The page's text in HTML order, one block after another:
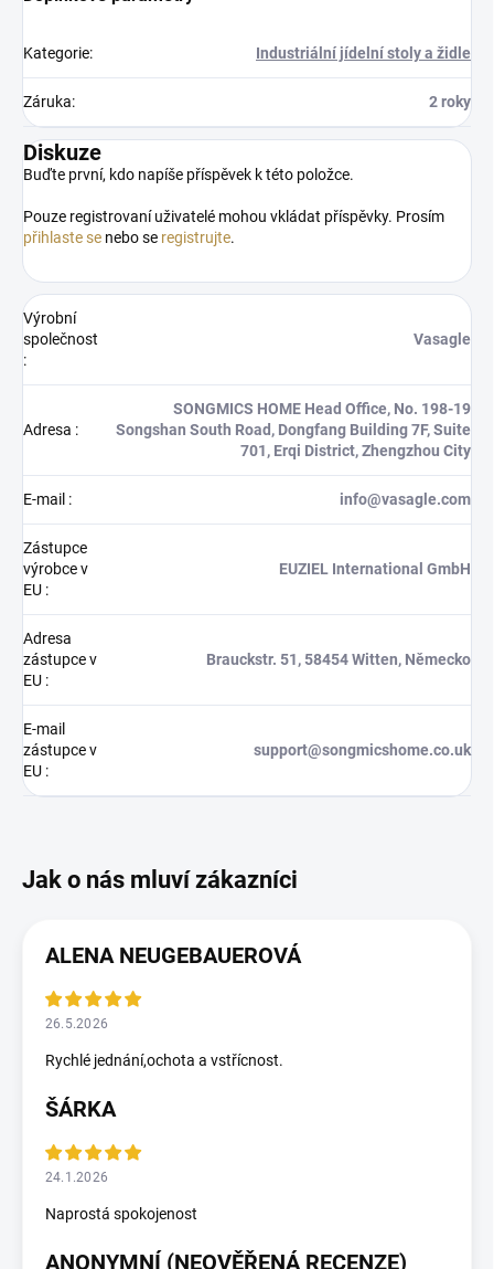
Kategorie: Industriální jídelní stoly a židle
Záruka: 2 roky
Diskuze
Buďte první, kdo napíše příspěvek k této položce.
Pouze registrovaní uživatelé mohou vkládat příspěvky. Prosím
přihlaste se nebo se registrujte.
Výrobní
společnost
:
Vasagle
Adresa :
SONGMICS HOME Head Office, No. 198-19
Songshan South Road, Dongfang Building 7F, Suite
701, Erqi District, Zhengzhou City
E-mail : info@vasagle.com
Zástupce
výrobce v
EU :
EUZIEL International GmbH
Adresa
zástupce v
EU :
Brauckstr. 51, 58454 Witten, Německo
E-mail
zástupce v
EU :
support@songmicshome.co.uk
ALENA NEUGEBAUEROVÁ
26.5.2026
Rychlé jednání,ochota a vstřícnost.
ŠÁRKA
24.1.2026
Naprostá spokojenost
ANONYMNÍ (NEOVĚŘENÁ RECENZE)